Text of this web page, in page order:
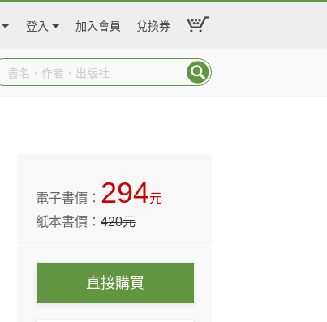
登入 加入會員 兌換券
電子書價： 294元
紙本書價：420元
直接購買